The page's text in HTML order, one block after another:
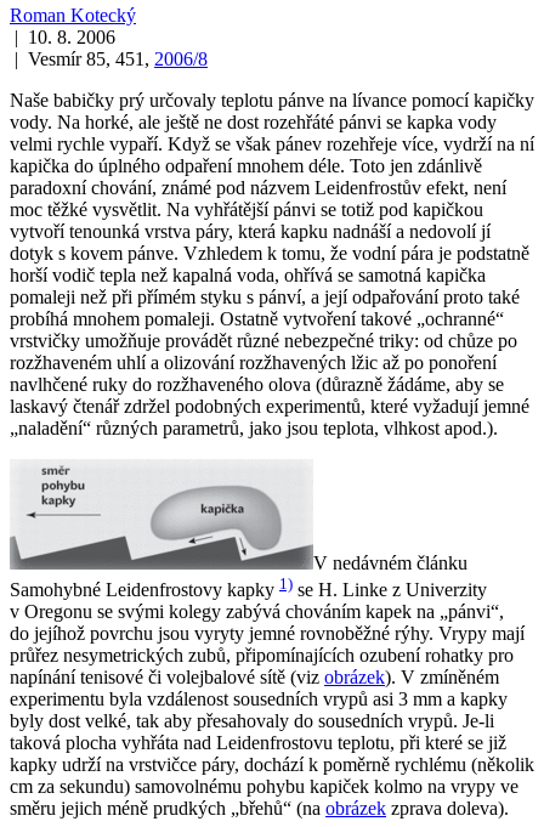
Roman Kotecký
| 10. 8. 2006
| Vesmír 85, 451, 2006/8
Naše babičky prý určovaly teplotu pánve na lívance pomocí kapičky
vody. Na horké, ale ještě ne dost rozehřáté pánvi se kapka vody
velmi rychle vypaří. Když se však pánev rozehřeje více, vydrží na ní
kapička do úplného odpaření mnohem déle. Toto jen zdánlivě
paradoxní chování, známé pod názvem Leidenfrostův efekt, není
moc těžké vysvětlit. Na vyhřátější pánvi se totiž pod kapičkou
vytvoří tenounká vrstva páry, která kapku nadnáší a nedovolí jí
dotyk s kovem pánve. Vzhledem k tomu, že vodní pára je podstatně
horší vodič tepla než kapalná voda, ohřívá se samotná kapička
pomaleji než při přímém styku s pánví, a její odpařování proto také
probíhá mnohem pomaleji. Ostatně vytvoření takové „ochranné“
vrstvičky umožňuje provádět různé nebezpečné triky: od chůze po
rozžhaveném uhlí a olizování rozžhavených lžic až po ponoření
navlhčené ruky do rozžhaveného olova (důrazně žádáme, aby se
laskavý čtenář zdržel podobných experimentů, které vyžadují jemné
„naladění“ různých parametrů, jako jsou teplota, vlhkost apod.).
V nedávném článku
Samohybné Leidenfrostovy kapky 1) se H. Linke z Univerzity
v Oregonu se svými kolegy zabývá chováním kapek na „pánvi“,
do jejíhož povrchu jsou vyryty jemné rovnoběžné rýhy. Vrypy mají
průřez nesymetrických zubů, připomínajících ozubení rohatky pro
napínání tenisové či volejbalové sítě (viz obrázek). V zmíněném
experimentu byla vzdálenost sousedních vrypů asi 3 mm a kapky
byly dost velké, tak aby přesahovaly do sousedních vrypů. Je-li
taková plocha vyhřáta nad Leidenfrostovu teplotu, při které se již
kapky udrží na vrstvičce páry, dochází k poměrně rychlému (několik
cm za sekundu) samovolnému pohybu kapiček kolmo na vrypy ve
směru jejich méně prudkých „břehů“ (na obrázek zprava doleva).